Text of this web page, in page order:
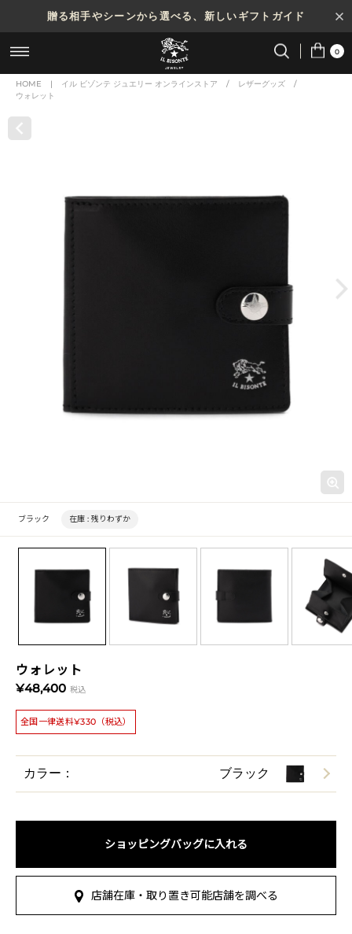
贈る相手やシーンから選べる、新しいギフトガイド
0
HOME | イル ビゾンテ ジュエリー オンラインストア / レザーグッズ
/
ウォレット
ウォレット
¥48,400 税込
全国一律送料¥330（税込）
ブラック 在庫 : 残りわずか
カラー： ブラック
ショッピングバッグに入れる
店舗在庫・取り置き可能店舗を調べる